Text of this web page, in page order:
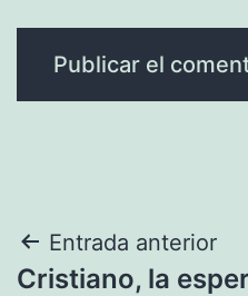
Navegación
Entrada anterior
Cristiano, la